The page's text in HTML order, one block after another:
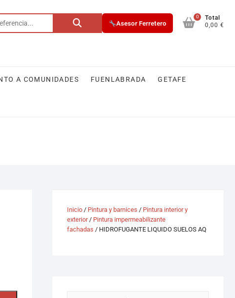
Buscar
Asesor Ferretero
0
Total
0,00 €
A COMUNIDADES FUENLABRADA GETAFE
Inicio / Pintura y barnices / Pintura interior y
exterior/ Pintura impermeabilizante
fachadas / HIDROFUGANTE LIQUIDO SUELOS AQ